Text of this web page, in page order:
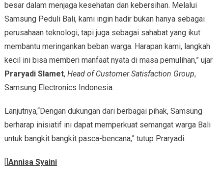
besar dalam menjaga kesehatan dan kebersihan. Melalui
Samsung Peduli Bali, kami ingin hadir bukan hanya sebagai
perusahaan teknologi, tapi juga sebagai sahabat yang ikut
membantu meringankan beban warga. Harapan kami, langkah
kecil ini bisa memberi manfaat nyata di masa pemulihan,” ujar
Praryadi Slamet, Head of Customer Satisfaction Group,
Samsung Electronics Indonesia.
Lanjutnya,“Dengan dukungan dari berbagai pihak, Samsung
berharap inisiatif ini dapat memperkuat semangat warga Bali
untuk bangkit bangkit pasca-bencana,” tutup Praryadi.
[]Annisa Syaini